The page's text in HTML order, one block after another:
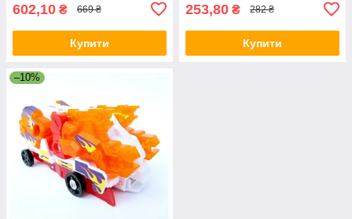
602,10 ₴ 669 ₴
Купити
253,80 ₴ 282 ₴
Купити
–10%